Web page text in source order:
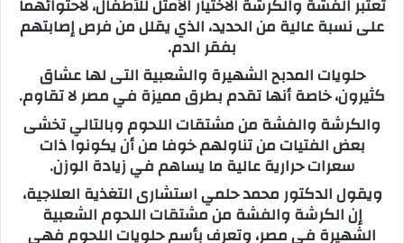
تعتبر الفشة والكرشة الاختيار الأمثل للأطفال، لاحتوائهما
على نسبة عالية من الحديد، الذي يقلل من فرص إصابتهم
بفقر الدم.
حلويات المدبح الشهيرة والشعبية التى لها عشاق
كثيرون، خاصة أنها تقدم بطرق مميزة في مصر لا تقاوم.
والكرشة والفشة من مشتقات اللحوم وبالتالي تخشى
بعض الفتيات من تناولهم خوفا من أن يكونوا ذات
سعرات حرارية عالية ما يساهم في زيادة الوزن.
ويقول الدكتور محمد حلمي استشارى التغذية العلاجية،
إن الكرشة والفشة من مشتقات اللحوم الشعبية
الشهيرة فى مصر، وتعرف بأسم حلويات اللحوم فهى